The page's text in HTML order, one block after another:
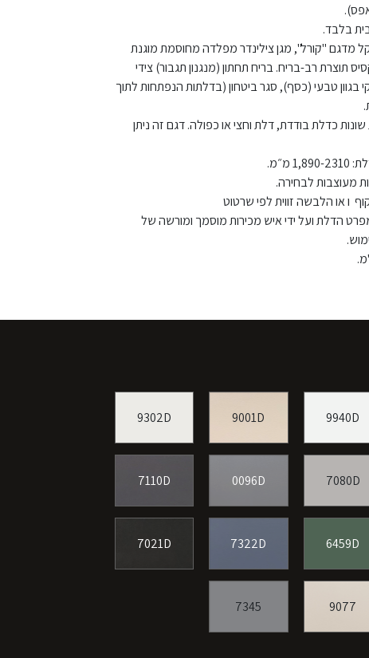
בלבד.
מדגם "קורל", מגן צילינדר מפלדה מחוסמת מוגנת
תוצרת רב-בריח. בריח תחתון (מנגנון תגבור) צידי
טבעי (כסף), סגר ביטחון (בדלתות הנפתחות לתוך
כדלת בודדת, דלת וחצי או כפולה. דגם זה ניתן
מעוצבות לבחירה.
ו או הלבשה זווית לפי שרטוט
הדלת ועל ידי איש מכירות מוסמך ומורשה של
9940D
9001D
9302D
7080D
0096D
7110D
6459D
7322D
7021D
9077
7345